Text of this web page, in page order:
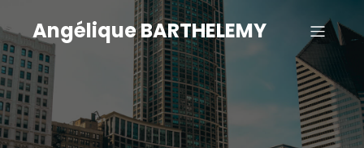
Angélique BARTHELEMY